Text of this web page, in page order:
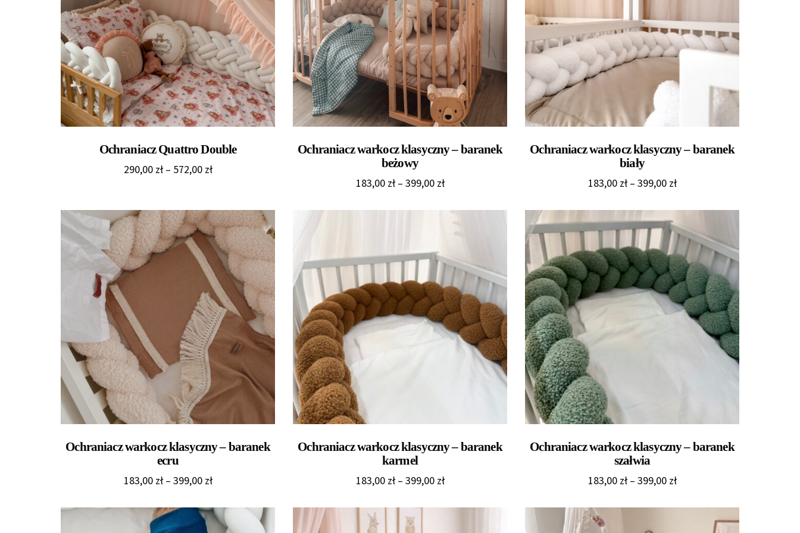
Ochraniacz Quattro Double
290,00 zł – 572,00 złZakres
290,00 zł
do
572,00 zł
Ochraniacz warkocz klasyczny – baranek
beżowy
183,00 zł – 399,00 złZakres
od
183,00 zł
399,00 zł
Ochraniacz warkocz klasyczny – baranek
biały
183,00 zł – 399,00 złZakres
183,00 zł
do
399,00 zł
Ochraniacz warkocz klasyczny – baranek
ecru
183,00 zł – 399,00 złZakres
od
Ochraniacz warkocz klasyczny – baranek
karmel
183,00 zł – 399,00 złZakres
Ochraniacz warkocz klasyczny – baranek
szałwia
183,00 zł – 399,00 złZakres